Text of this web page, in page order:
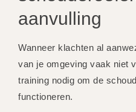
aanvulling
Wanneer klachten al
van je omgeving vaak niet
training nodig om de
functioneren.